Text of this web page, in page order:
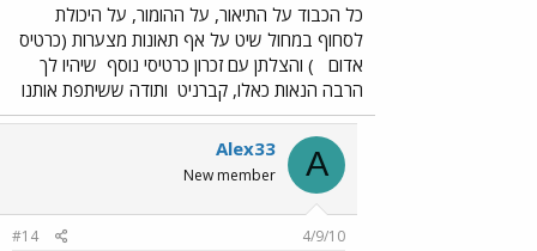
כל הכבוד על התיאור, על ההומור, על היכולת
לסחוף במחול שיט על אף תאונות מצערות (כרטיס
אדום
) והצלתן עם זכרון כרטיסי נוסף שיהיו לך
הרבה הנאות כאלו, קברניט ותודה ששיתפת אותנו
A
Alex33
New member
4/9/10
#14